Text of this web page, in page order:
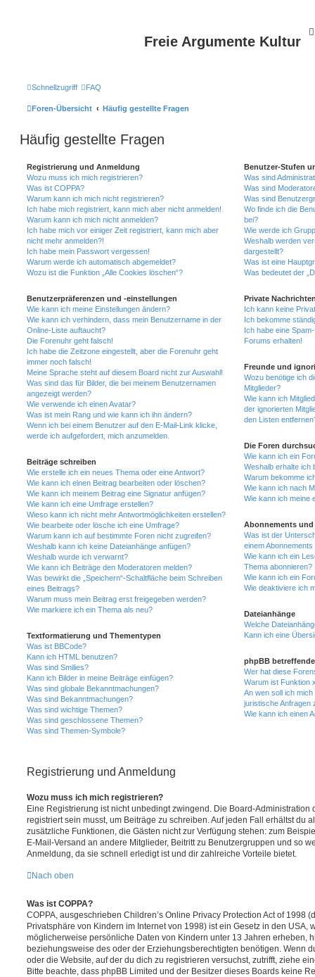
Freie Argumente Kultur
Schnellzugriff FAQ
Foren-Übersicht Häufig gestellte Fragen
Häufig gestellte Fragen
Registrierung und Anmeldung
Wozu muss ich mich registrieren?
Was ist COPPA?
Warum kann ich mich nicht registrieren?
Ich habe mich registriert, kann mich aber nicht anmelden!
Warum kann ich mich nicht anmelden?
Ich habe mich vor einiger Zeit registriert, kann mich aber
nicht mehr anmelden?!
Ich habe mein Passwort vergessen!
Warum werde ich automatisch abgemeldet?
Wozu ist die Funktion „Alle Cookies löschen“?
Benutzerpräferenzen und -einstellungen
Wie kann ich meine Einstellungen ändern?
Wie kann ich verhindern, dass mein Benutzername in der
Online-Liste auftaucht?
Die Forenuhr geht falsch!
Ich habe die Zeitzone eingestellt, aber die Forenuhr geht
immer noch falsch!
Meine Sprache steht auf diesem Board nicht zur Auswahl!
Was sind das für Bilder, die bei meinem Benutzernamen
angezeigt werden?
Wie verwende ich einen Avatar?
Was ist mein Rang und wie kann ich ihn ändern?
Wenn ich bei einem Benutzer auf den E-Mail-Link klicke,
werde ich aufgefordert, mich anzumelden.
Beiträge schreiben
Wie erstelle ich ein neues Thema oder eine Antwort?
Wie kann ich einen Beitrag bearbeiten oder löschen?
Wie kann ich meinem Beitrag eine Signatur anfügen?
Wie kann ich eine Umfrage erstellen?
Wieso kann ich nicht mehr Antwortmöglichkeiten erstellen?
Wie bearbeite oder lösche ich eine Umfrage?
Warum kann ich auf bestimmte Foren nicht zugreifen?
Weshalb kann ich keine Dateianhänge anfügen?
Weshalb wurde ich verwarnt?
Wie kann ich Beiträge den Moderatoren melden?
Was bewirkt die „Speichern“-Schaltfläche beim Schreiben
eines Beitrags?
Warum muss mein Beitrag erst freigegeben werden?
Wie markiere ich ein Thema als neu?
Textformatierung und Thementypen
Was ist BBCode?
Kann ich HTML benutzen?
Was sind Smilies?
Kann ich Bilder in meine Beiträge einfügen?
Was sind globale Bekanntmachungen?
Was sind Bekanntmachungen?
Was sind wichtige Themen?
Was sind geschlossene Themen?
Was sind Themen-Symbole?
Benutzer-Stufen
Was sind
Was sind
Was sind
Wo finde ich die
bei?
Wie werde ich
Weshalb werden
dargestellt?
Was ist eine
Was bedeutet der
Private
Ich kann keine
Ich bekomme
Ich habe eine
Forums erhalten!
Freunde und
Wozu benötige ich
Mitglieder?
Wie kann ich
der ignorierten
den Listen
Die Foren
Wie kann ich ein
Weshalb erhalte ich
Warum bekomme
Wie kann ich nach
Wie kann ich meine
Abonnements und
Was ist der
einem
Wie kann ich ein
Thema abonnieren?
Wie kann ich ein
Wie deaktiviere ich
Dateianhänge
Welche
Kann ich eine
phpBB
Wer hat diese
Warum ist Funktion
An wen soll ich
juristische Anfragen
Wie kann ich einen
Registrierung und Anmeldung
Wozu muss ich mich registrieren?
Eine Registrierung ist nicht unbedingt zwingend. Die Board-Administration
registriert sein musst, um Beiträge zu schreiben. Auf jeden Fall erhältst du
zusätzliche Funktionen, die Gästen nicht zur Verfügung stehen: zum
E-Mail-Versand an andere Mitglieder, Beitritt zu Benutzergruppen und so
Anmeldung, da sie schnell erledigt ist und dir zahlreiche Vorteile bietet.
Nach oben
Was ist COPPA?
COPPA, ausgeschrieben Children’s Online Privacy Protection Act of 1998
Privatsphäre von Kindern im Internet von 1998) ist ein Gesetz in den USA,
möglicherweise persönliche Daten von Kindern unter 13 Jahren erheben,
beziehungsweise des oder der Erziehungsberechtigten benötigen. Wenn
oder die Website, auf der du dich zu registrieren versuchst, zutrifft, ziehe
Bitte beachte, dass phpBB Limited und der Besitzer dieses Boards keine